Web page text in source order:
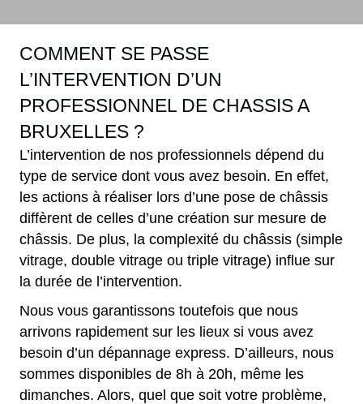
COMMENT SE PASSE
L’INTERVENTION D’UN
PROFESSIONNEL DE CHASSIS A
BRUXELLES ?
L’intervention de nos professionnels dépend du
type de service dont vous avez besoin. En effet,
les actions à réaliser lors d’une pose de châssis
diffèrent de celles d’une création sur mesure de
châssis. De plus, la complexité du châssis (simple
vitrage, double vitrage ou triple vitrage) influe sur
la durée de l’intervention.
Nous vous garantissons toutefois que nous
arrivons rapidement sur les lieux si vous avez
besoin d’un dépannage express. D’ailleurs, nous
sommes disponibles de 8h à 20h, même les
dimanches. Alors, quel que soit votre problème,